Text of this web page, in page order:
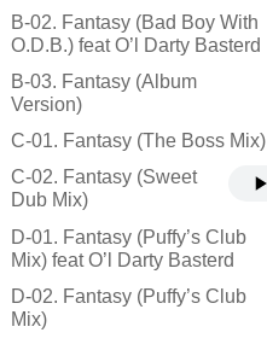
B-02. Fantasy (Bad Boy With
O.D.B.) feat O’l Darty Basterd
B-03. Fantasy (Album
Version)
C-01. Fantasy (The Boss Mix)
C-02. Fantasy (Sweet
Dub Mix)
D-01. Fantasy (Puffy’s Club
Mix) feat O’l Darty Basterd
D-02. Fantasy (Puffy’s Club
Mix)